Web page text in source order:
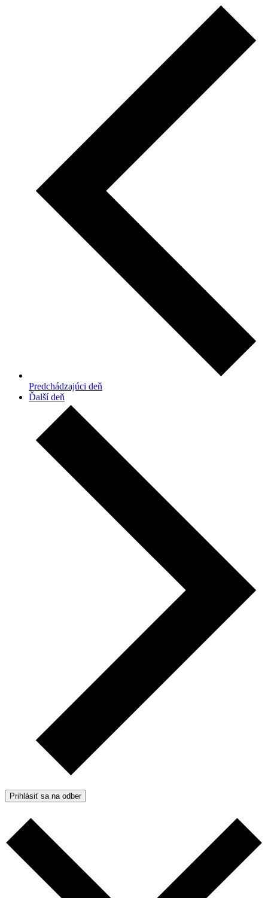
Predchádzajúci deň
Ďalší deň
Prihlásiť sa na odber